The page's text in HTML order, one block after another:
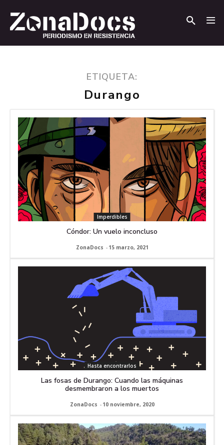
ETIQUETA:
Durango
Imperdibles
Cóndor: Un vuelo inconcluso
ZonaDocs - 15 marzo, 2021
Hasta encontrarlos
Las fosas de Durango: Cuando las máquinas
desmembraron a los muertos
ZonaDocs - 10 noviembre, 2020